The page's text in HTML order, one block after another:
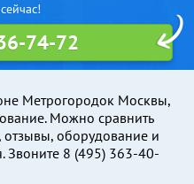
Метрогородок Москвы,
Можно сравнить
отзывы, оборудование и
Звоните 8 (495) 363-40-
74-72